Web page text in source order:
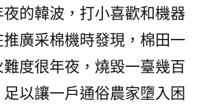
的韓波，打小喜歡和機器
廣采棉機時發現，棉田一
難度很年夜，燒毀一臺幾百
以讓一戶通俗農家墮入困